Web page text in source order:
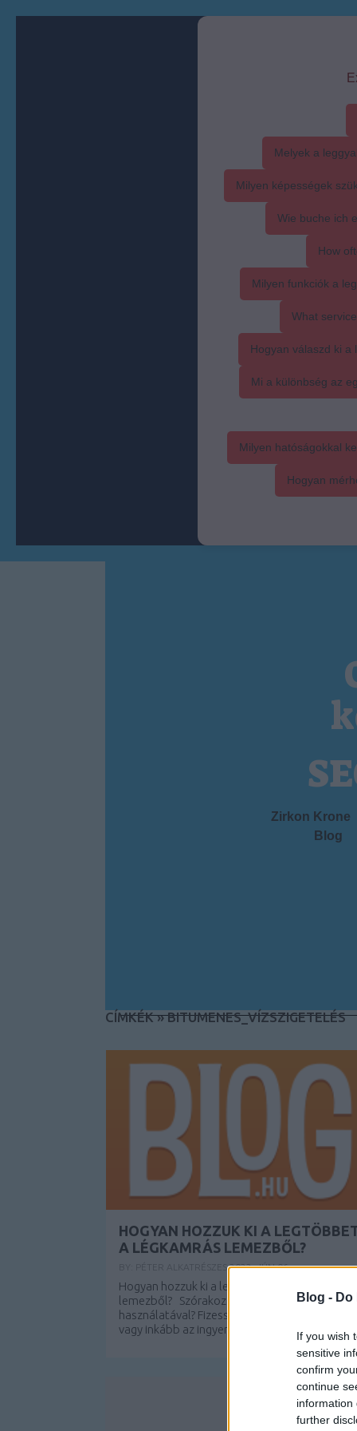
Blog -
If you wish
sensitive
confirm
continue
information
further
Melyek a
Milyen képességek
Wie buche ich
How
Milyen funkciók a
What
Hogyan válaszd ki a
Mi a különbség az
Milyen hatóságokkal
Hogyan
Zirkon Krone
Blog
CÍMKÉK»BITUMENES_VÍZSZIGETELÉS
HOGYAN HOZZUK KI A
A LÉGKAMRÁS LEMEZBŐL?
PÉTER ALKATRÉSZES2023. JÚN 06.
Hogyan hozzuk ki a legtöbbet a légkamrás
lemezből? Szórakozzunk a cikkforgatók
használatával? Fizessen a szolgáltatásokért,
vagy inkább az ingyenes könyvtárakat...